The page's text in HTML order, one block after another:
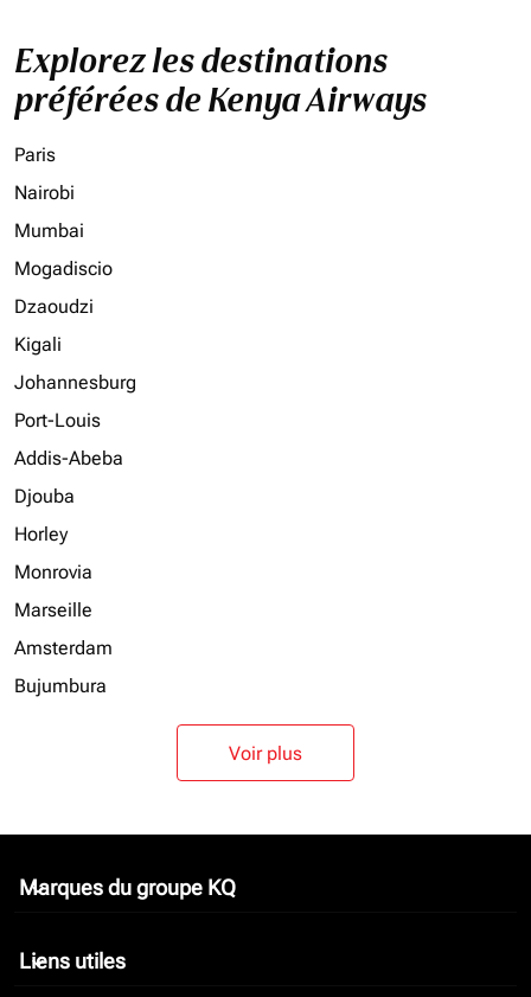
Explorez les destinations
préférées de Kenya Airways
Paris
Nairobi
Mumbai
Mogadiscio
Dzaoudzi
Kigali
Johannesburg
Port-Louis
Addis-Abeba
Djouba
Horley
Monrovia
Marseille
Amsterdam
Bujumbura
Voir plus
Marques du groupe KQ
keyboard_arrow_down
Liens utiles
keyboard_arrow_down